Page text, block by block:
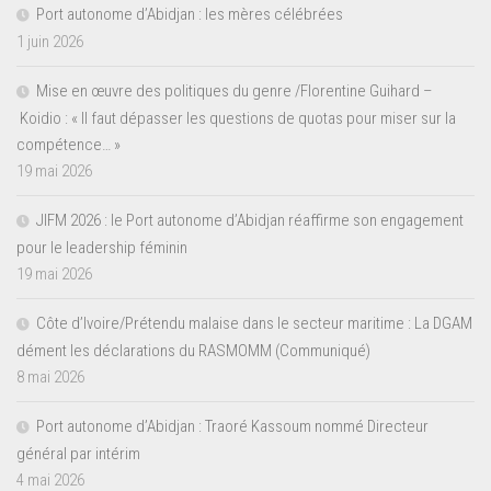
Port autonome d’Abidjan : les mères célébrées
1 juin 2026
Mise en œuvre des politiques du genre /Florentine Guihard –
Koidio : « Il faut dépasser les questions de quotas pour miser sur la
compétence… »
19 mai 2026
JIFM 2026 : le Port autonome d’Abidjan réaffirme son engagement
pour le leadership féminin
19 mai 2026
Côte d’Ivoire/Prétendu malaise dans le secteur maritime : La DGAM
dément les déclarations du RASMOMM (Communiqué)
8 mai 2026
Port autonome d’Abidjan : Traoré Kassoum nommé Directeur
général par intérim
4 mai 2026